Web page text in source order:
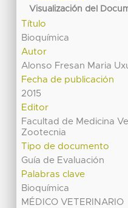
Visualización del
Título
Bioquímica
Autor
Alonso Fresan Maria
Fecha de publicación
2015
Editor
Facultad de Medicina
Zootecnia
Tipo de documento
Guía de Evaluación
Palabras clave
Bioquímica
MÉDICO VETERINARIO